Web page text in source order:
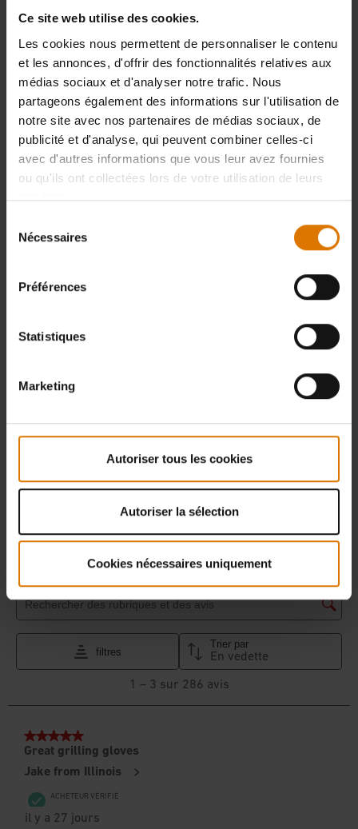
Ce site web utilise des cookies.
Les cookies nous permettent de personnaliser le contenu
et les annonces, d'offrir des fonctionnalités relatives aux
médias sociaux et d'analyser notre trafic. Nous
partageons également des informations sur l'utilisation de
notre site avec nos partenaires de médias sociaux, de
publicité et d'analyse, qui peuvent combiner celles-ci
avec d'autres informations que vous leur avez fournies
ou qu'ils ont collectées lors de votre utilisation de leurs
services.
Nécessaires
Préférences
Statistiques
Marketing
Autoriser tous les cookies
Autoriser la sélection
Cookies nécessaires uniquement